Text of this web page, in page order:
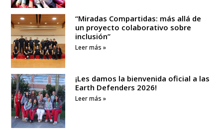
“Miradas Compartidas: más allá de
un proyecto colaborativo sobre
inclusión”
Leer más »
¡Les damos la bienvenida oficial a las
Earth Defenders 2026!
Leer más »